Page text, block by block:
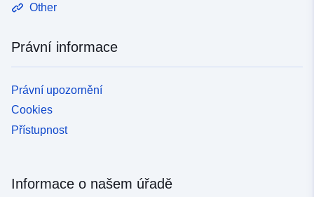
Other
Právní informace
Právní upozornění
Cookies
Přístupnost
Informace o našem úřadě